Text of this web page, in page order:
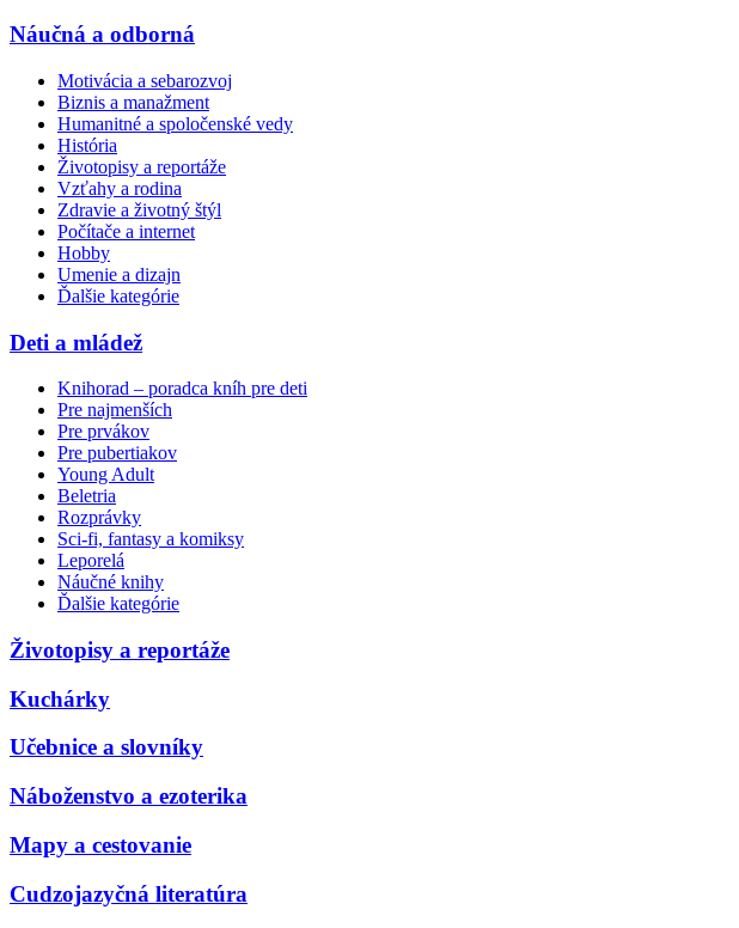
Náučná a odborná
Motivácia a sebarozvoj
Biznis a manažment
Humanitné a spoločenské vedy
História
Životopisy a reportáže
Vzťahy a rodina
Zdravie a životný štýl
Počítače a internet
Hobby
Umenie a dizajn
Ďalšie kategórie
Deti a mládež
Knihorad – poradca kníh pre deti
Pre najmenších
Pre prvákov
Pre pubertiakov
Young Adult
Beletria
Rozprávky
Sci-fi, fantasy a komiksy
Leporelá
Náučné knihy
Ďalšie kategórie
Životopisy a reportáže
Kuchárky
Učebnice a slovníky
Náboženstvo a ezoterika
Mapy a cestovanie
Cudzojazyčná literatúra